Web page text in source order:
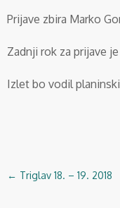
Prijave zbira Marko
Zadnji rok za prijave
Izlet bo vodil
Navigacija
← Triglav 18. – 19. 2018